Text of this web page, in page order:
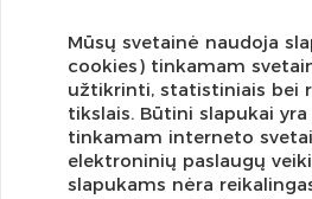
Mūsų svetainė naudoja
cookies) tinkamam
užtikrinti, statistiniais bei
tikslais. Būtini slapukai
tinkamam interneto
elektroninių paslaugų
slapukams nėra